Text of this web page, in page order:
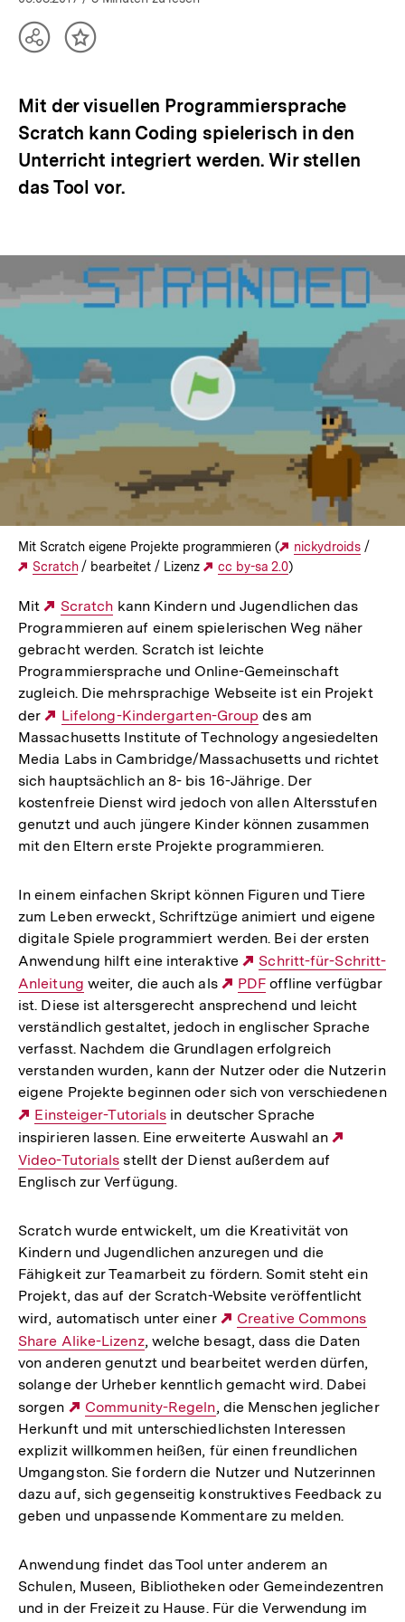
TeilenInhalt
Mit der visuellen Programmiersprache
Scratch kann Coding spielerisch in den
Unterricht integriert werden. Wir stellen
das Tool vor.
Mit Scratch eigene Projekte programmieren (
Externer
nickydroids/
Externer
Scratch/ bearbeitet / Lizenz
Externer
cc by-sa 2.0)
Mit
Externer
Link:
Scratch kann Kindern und Jugendlichen das
Programmieren auf einem spielerischen Weg näher
gebracht werden. Scratch ist leichte
Programmiersprache und Online-Gemeinschaft
zugleich. Die mehrsprachige Webseite ist ein Projekt
der
Externer
Link:
Lifelong-Kindergarten-Group des am
Massachusetts Institute of Technology angesiedelten
Media Labs in Cambridge/Massachusetts und richtet
sich hauptsächlich an 8- bis 16-Jährige. Der
kostenfreie Dienst wird jedoch von allen Altersstufen
genutzt und auch jüngere Kinder können zusammen
mit den Eltern erste Projekte programmieren.
In einem einfachen Skript können Figuren und Tiere
zum Leben erweckt, Schriftzüge animiert und eigene
digitale Spiele programmiert werden. Bei der ersten
Anwendung hilft eine interaktive
Externer
Link:
Schritt-für-Schritt-
Anleitung weiter, die auch als
Externer
Link:
PDFoffline verfügbar
ist. Diese ist altersgerecht ansprechend und leicht
verständlich gestaltet, jedoch in englischer Sprache
verfasst. Nachdem die Grundlagen erfolgreich
verstanden wurden, kann der Nutzer oder die Nutzerin
eigene Projekte beginnen oder sich von verschiedenen
Externer
Link:
Einsteiger-Tutorials in deutscher Sprache
inspirieren lassen. Eine erweiterte Auswahl an
Video-Tutorials stellt der Dienst außerdem auf
Englisch zur Verfügung.
Scratch wurde entwickelt, um die Kreativität von
Kindern und Jugendlichen anzuregen und die
Fähigkeit zur Teamarbeit zu fördern. Somit steht ein
Projekt, das auf der Scratch-Website veröffentlicht
wird, automatisch unter einer
Externer
Link:
Creative Commons
Share Alike-Lizenz, welche besagt, dass die Daten
von anderen genutzt und bearbeitet werden dürfen,
solange der Urheber kenntlich gemacht wird. Dabei
sorgen
Externer
Link:
Community-Regeln, die Menschen jeglicher
Herkunft und mit unterschiedlichsten Interessen
explizit willkommen heißen, für einen freundlichen
Umgangston. Sie fordern die Nutzer und Nutzerinnen
dazu auf, sich gegenseitig konstruktives Feedback zu
geben und unpassende Kommentare zu melden.
Anwendung findet das Tool unter anderem an
Schulen, Museen, Bibliotheken oder Gemeindezentren
und in der Freizeit zu Hause. Für die Verwendung im